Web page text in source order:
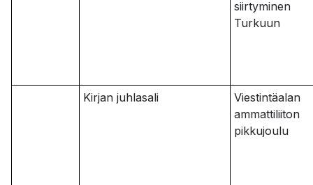
siirtyminen
Turkuun
Kirjan juhlasali
Viestintäalan
ammattiliiton
pikkujoulu